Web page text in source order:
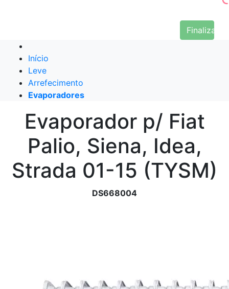
Finalizar
Início
Leve
Arrefecimento
Evaporadores
Evaporador p/ Fiat
Palio, Siena, Idea,
Strada 01-15 (TYSM)
DS668004